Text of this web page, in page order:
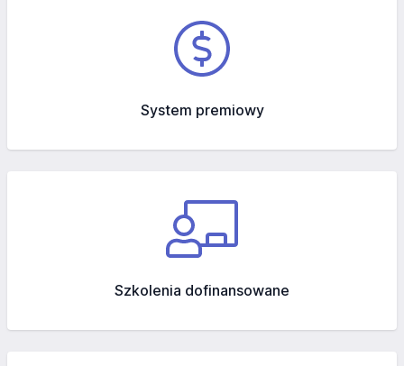
System premiowy
Szkolenia dofinansowane